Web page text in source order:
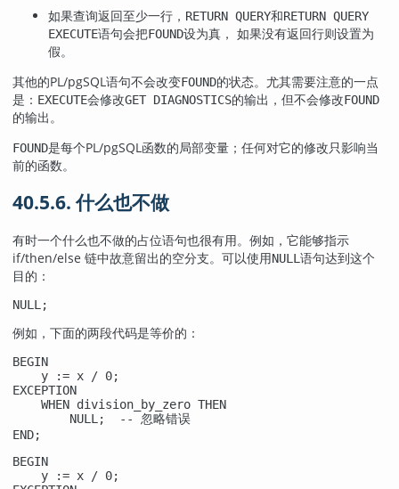
如果查询返回至少一行， RETURN QUERY和RETURN QUERY
EXECUTE语句会把FOUND设为真， 如果没有返回行则设置为
假。
其他的PL/pgSQL 语句不会改变FOUND的状态。尤其需要注意的一点
是： EXECUTE会修改GET DIAGNOSTICS的输出，但不会修改FOUND
的输出。
FOUND是每个PL/pgSQL 函数的局部变量；任何对它的修改只影响当
前的函数。
40.5.6. 什么也不做
有时一个什么也不做的占位语句也很有用。例如，它能够指示
if/then/else 链中故意留出的空分支。可以使用NULL 语句达到这个
目的：
NULL;
例如，下面的两段代码是等价的：
BEGIN
    y := x / 0;
EXCEPTION
    WHEN division_by_zero THEN
        NULL;  -- 忽略错误
END;
BEGIN
    y := x / 0;